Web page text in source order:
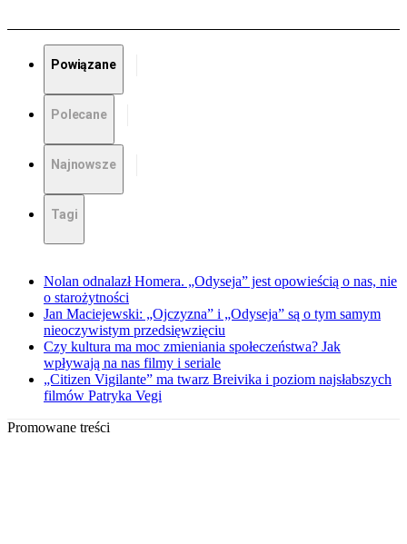
Powiązane
Polecane
Najnowsze
Tagi
Nolan odnalazł Homera. „Odyseja” jest opowieścią o nas, nie
o starożytności
Jan Maciejewski: „Ojczyzna” i „Odyseja” są o tym samym
nieoczywistym przedsięwzięciu
Czy kultura ma moc zmieniania społeczeństwa? Jak
wpływają na nas filmy i seriale
„Citizen Vigilante” ma twarz Breivika i poziom najsłabszych
filmów Patryka Vegi
Promowane treści